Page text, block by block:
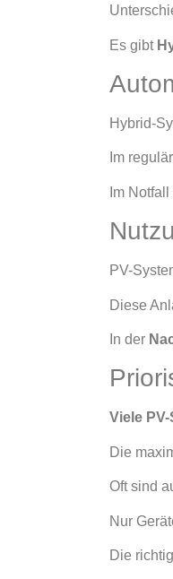
Es gibt
Hybrid-
Im
Im
PV-
Diese
In der
Viele
Die
Oft sind
Nur
Die